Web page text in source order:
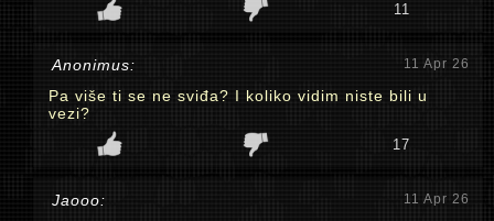
11
Anonimus: 11 Apr 26
Pa više ti se ne sviđa? I koliko vidim niste bili u
vezi?
17
Jaooo: 11 Apr 26